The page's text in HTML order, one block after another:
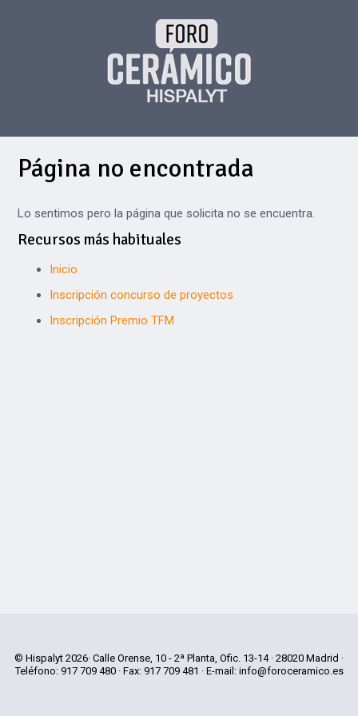
Página no encontrada
Lo sentimos pero la página que solicita no se encuentra.
Recursos más habituales
Inicio
Inscripción concurso de proyectos
Inscripción Premio TFM
© Hispalyt 2026· Calle Orense, 10 - 2ª Planta, Ofic. 13-14 · 28020 Madrid ·
Teléfono: 917 709 480 · Fax: 917 709 481 · E-mail: info@foroceramico.es